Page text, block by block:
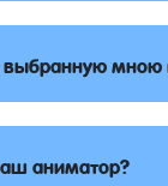
выбранную
аниматор?